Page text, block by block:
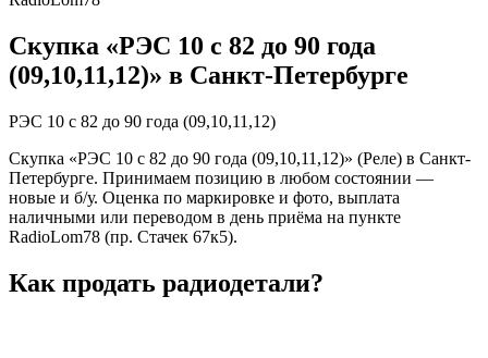
Скупка «РЭС 10 с 82 до 90 года
(09,10,11,12)» в Санкт-Петербурге
РЭС 10 с 82 до 90 года (09,10,11,12)
Скупка «РЭС 10 с 82 до 90 года (09,10,11,12)» (Реле) в Санкт-
Петербурге. Принимаем позицию в любом состоянии —
новые и б/у. Оценка по маркировке и фото, выплата
наличными или переводом в день приёма на пункте
RadioLom78 (пр. Стачек 67к5).
Как продать радиодетали?